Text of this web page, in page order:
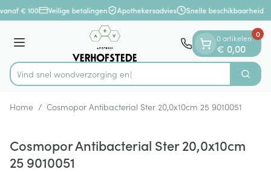
Ga naar de inhoud
1 van 1
€ 100 Veilige betalingen Apothekersadvies Snelle beschikbaarheid
Menu
Product, merk, categorie...
Vind snel wondverzor Zoek
0 artikelen
€ 0,00
0
Home / Cosmopor Antibacterial Ster 20,0x10cm 25 9010051
Cosmopor Antibacterial Ster 20,0x10cm
25 9010051